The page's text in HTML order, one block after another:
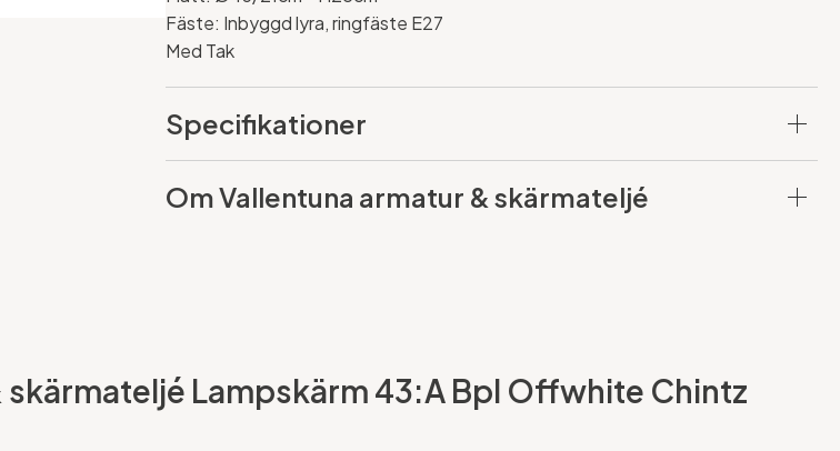
Fäste: Inbyggd lyra, ringfäste E27
Med Tak
Specifikationer
Om Vallentuna armatur & skärmateljé
Lampskärm 43:A Bpl Offwhite Chintz